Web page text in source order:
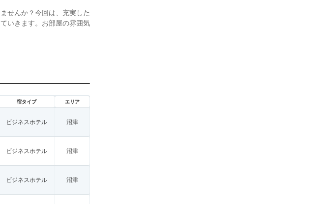
せんか？今回は、充実した
いきます。お部屋の雰囲気
宿タイプ エリア
ビジネスホテル 沼津
ビジネスホテル 沼津
ビジネスホテル 沼津